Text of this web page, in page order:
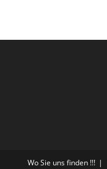
Wo Sie uns finden !!!